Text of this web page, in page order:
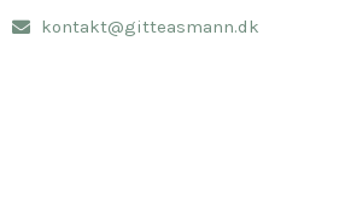
kontakt@gitteasmann.dk